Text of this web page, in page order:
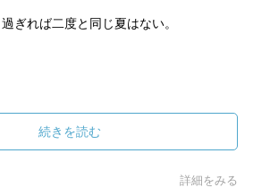
ぎれば二度と同じ夏はない。
の夏はかくも美しいのか。
け話を、しんとした部屋でささやき交
続きを読む
詳細をみる